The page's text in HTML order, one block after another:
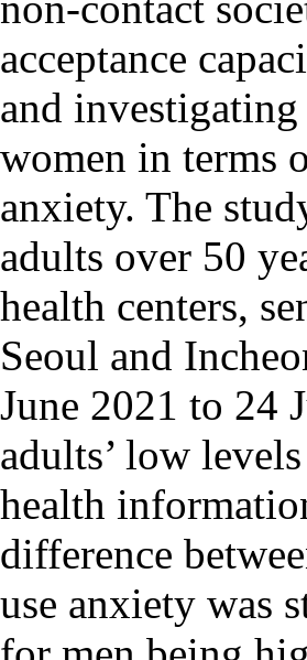
acceptance
and
women in terms
anxiety. The
adults over 50
health centers,
Seoul and
June 2021 to 24
adults’ low
health
difference
use anxiety was